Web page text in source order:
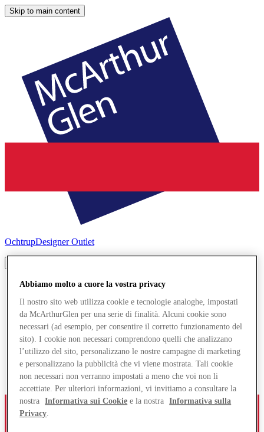
Skip to main content
OchtrupDesigner Outlet
Abbiamo molto a cuore la vostra privacy
Il nostro sito web utilizza cookie e tecnologie analoghe, impostati
da McArthurGlen per una serie di finalità. Alcuni cookie sono
necessari (ad esempio, per consentire il corretto funzionamento del
sito). I cookie non necessari comprendono quelli che analizzano
l’utilizzo del sito, personalizzano le nostre campagne di marketing
e personalizzano la pubblicità che vi viene mostrata. Tali cookie
non necessari non verranno impostati a meno che voi non li
accettiate. Per ulteriori informazioni, vi invitiamo a consultare la
nostra
Informativa sui Cookie e la nostra
Informativa sulla
Privacy